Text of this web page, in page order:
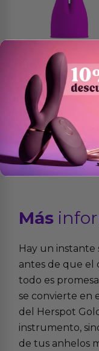
Pretty Love
Masajeador
Púrpura
14.62 €
Ver el producto
Más
Hay un instante
antes de que el
todo es
se convierte en
del Herspot
instrumento,
de tus anhelos